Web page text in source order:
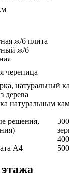
ж/б плита
ж/б
черепица
натуральный
дерева
натуральным
решения,
А4